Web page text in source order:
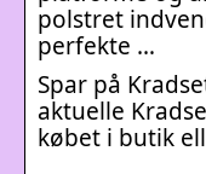
polstret
perfekte …
Spar på
aktuelle
købet i butik